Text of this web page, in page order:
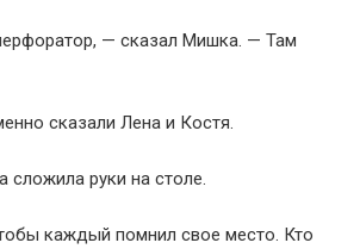
— сказал Мишка. — Там
сказали Лена и Костя.
сложила руки на столе.
каждый помнил свое место. Кто